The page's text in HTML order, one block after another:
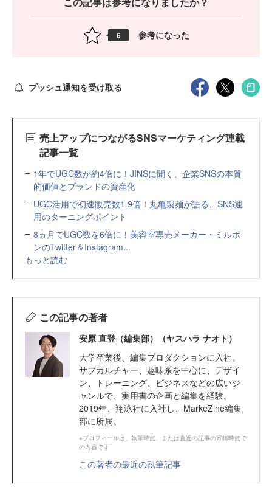
6 参考になった
プッシュ通知を受け取る
売上アップにつながるSNSマーケティング連載
記事一覧
1年でUGC数が約4倍に！JINSに聞く、企業SNSの本質
的価値とブランドの資産化
UGC活用で初速販売数1.9倍！丸亀製麺が語る、SNS運
用のターニングポイント
8ヵ月でUGC数を6倍に！美容室専売メーカー・ミルボ
ンのTwitter＆Instagram...
もっと読む
この記事の著者
安原 直登（編集部）（ヤスハラ ナオト）
大学卒業後、編集プロダクションに入社。
サブカルチャー、趣味系を中心に、デザイ
ン、トレーニング、ビジネスなどの広いジ
ャンルで、実用書の企画と編集を経験。
2019年、翔泳社に入社し、MarkeZine編集
部に所属。
※プロフィールは、執筆時点、または直近の記事の寄稿時点で
の内容です
この著者の最近の執筆記事